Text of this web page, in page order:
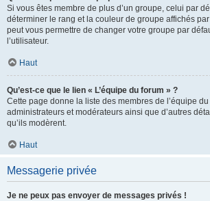
Si vous êtes membre de plus d’un groupe, celui par
déterminer le rang et la couleur de groupe affichés
peut vous permettre de changer votre groupe par
l’utilisateur.
Haut
Qu’est-ce que le lien « L’équipe du forum » ?
Cette page donne la liste des membres de l’équipe
administrateurs et modérateurs ainsi que d’autres
qu’ils modèrent.
Haut
Messagerie privée
Je ne peux pas envoyer de messages privés !